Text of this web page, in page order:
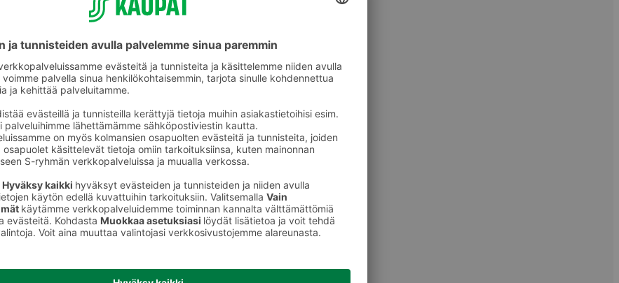
Kinkkusuikaleet ja lihapalat